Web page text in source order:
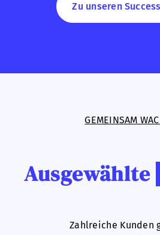
Zu unseren
GEMEINSAM
Ausgewählte
Zahlreiche Kunden